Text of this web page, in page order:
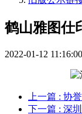
鹤山雅图仕
2022-01-12 11:16:00
上一篇 : 协
下一篇 : 深